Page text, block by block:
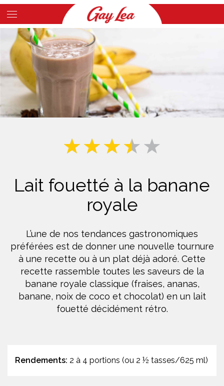
Skip
to
main
content
Main
Content
Lait fouetté à la banane
royale
L’une de nos tendances gastronomiques
préférées est de donner une nouvelle tournure
à une recette ou à un plat déjà adoré. Cette
recette rassemble toutes les saveurs de la
banane royale classique (fraises, ananas,
banane, noix de coco et chocolat) en un lait
fouetté décidément rétro.
Rendements: 2 à 4 portions (ou 2 ½ tasses/625 ml)